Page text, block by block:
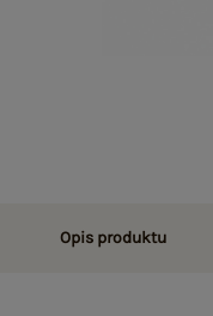
Opis produktu